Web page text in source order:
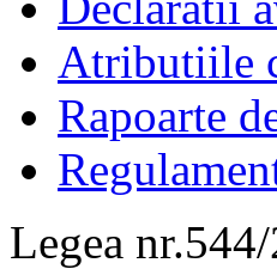
Atributiile
Rapoarte
Legea